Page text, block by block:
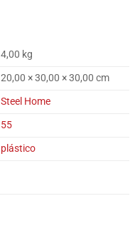
4,00 kg
20,00 × 30,00 × 30,00 cm
Steel Home
55
plástico